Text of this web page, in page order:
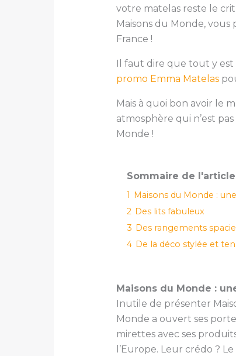
votre matelas reste le
Maisons du Monde,
France !
Il faut dire que tout y
promo Emma Matelas
Mais à quoi bon avoir le
atmosphère qui n’est
Monde !
Sommaire de l'article
1
Maisons du Monde :
2 Des lits fabuleux
3 Des rangements
4 De la déco stylée et
Maisons du Monde :
Inutile de présenter
Monde a ouvert ses
mirettes avec ses
l’Europe. Leur crédo ?